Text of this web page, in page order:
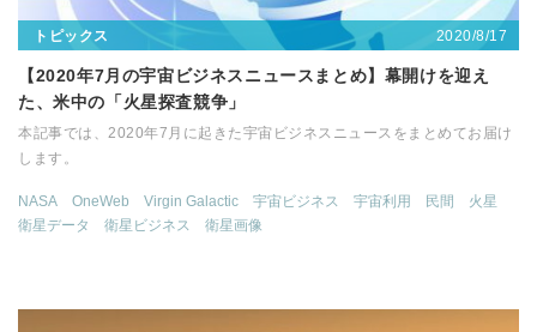
トピックス 2020/8/17
【2020年7月の宇宙ビジネスニュースまとめ】幕開けを迎え
た、米中の「火星探査競争」
本記事では、2020年7月に起きた宇宙ビジネスニュースをまとめてお届け
します。
NASA OneWeb Virgin Galactic 宇宙ビジネス 宇宙利用 民間
火星
衛星データ
衛星ビジネス 衛星画像